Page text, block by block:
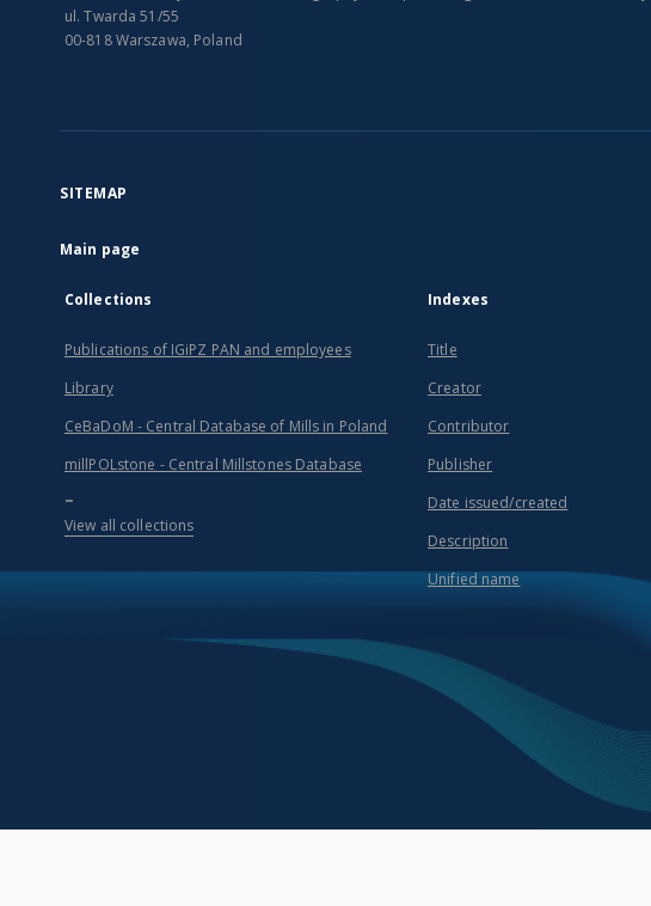
ul. Twarda 51/55
00-818 Warszawa, Poland
SITEMAP
Main page
Collections
Publications of IGiPZ PAN and employees
Library
CeBaDoM - Central Database of Mills in Poland
millPOLstone - Central Millstones Database
...
View all collections
Indexes
Title
Creator
Contributor
Publisher
Date issued/created
Description
Unified name